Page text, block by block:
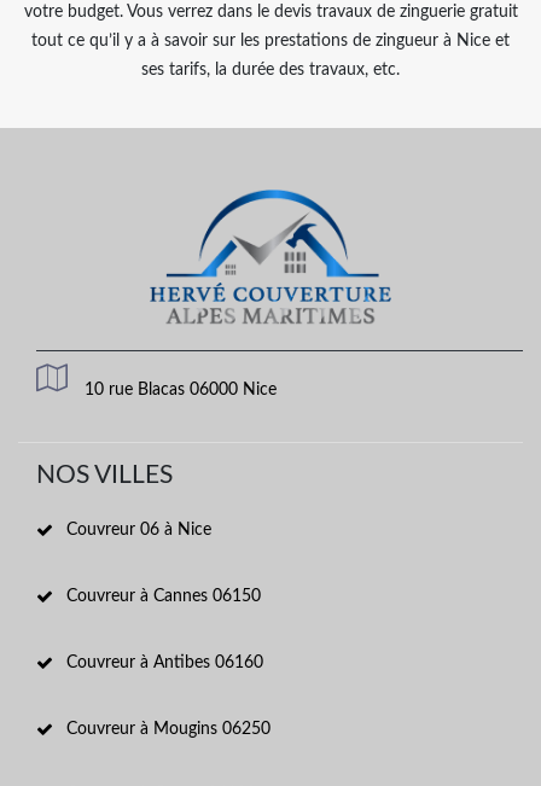
votre budget. Vous verrez dans le devis travaux de zinguerie gratuit
tout ce qu’il y a à savoir sur les prestations de zingueur à Nice et
ses tarifs, la durée des travaux, etc.
10 rue Blacas 06000 Nice
NOS VILLES
Couvreur 06 à Nice
Couvreur à Cannes 06150
Couvreur à Antibes 06160
Couvreur à Mougins 06250